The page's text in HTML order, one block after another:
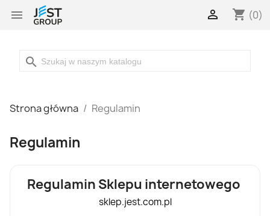
 shopping_cart (0)

search
Strona główna Regulamin
Regulamin
Regulamin Sklepu internetowego
sklep.jest.com.pl